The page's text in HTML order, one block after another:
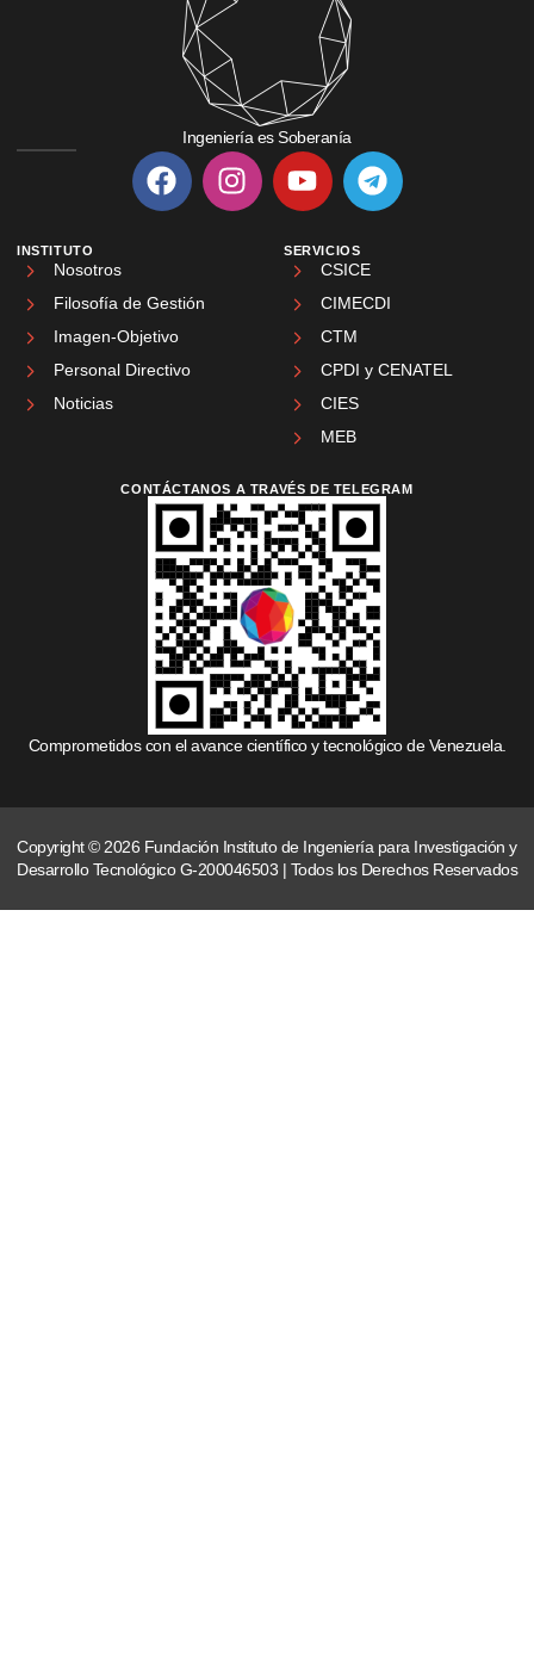
Ingeniería es Soberanía
INSTITUTO
Nosotros
Filosofía de Gestión
Imagen-Objetivo
Personal Directivo
Noticias
SERVICIOS
CSICE
CIMECDI
CTM
CPDI y CENATEL
CIES
MEB
CONTÁCTANOS A TRAVÉS DE TELEGRAM
Comprometidos con el avance científico y tecnológico de Venezuela.
Copyright © 2026 Fundación Instituto de Ingeniería para Investigación y
Desarrollo Tecnológico G-200046503 | Todos los Derechos Reservados